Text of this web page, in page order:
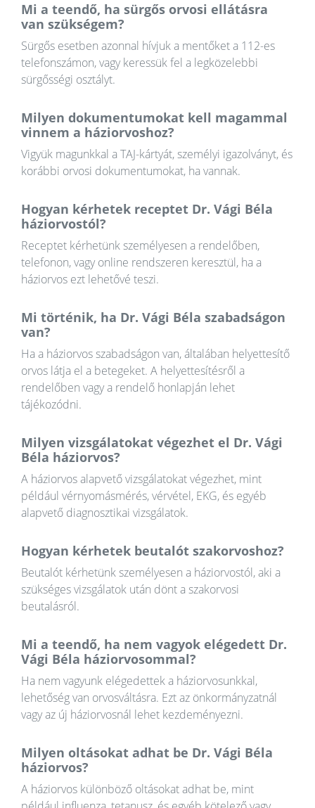
Mi a teendő, ha sürgős orvosi ellátásra
van szükségem?
Sürgős esetben azonnal hívjuk a mentőket a 112-es
telefonszámon, vagy keressük fel a legközelebbi
sürgősségi osztályt.
Milyen dokumentumokat kell magammal
vinnem a háziorvoshoz?
Vigyük magunkkal a TAJ-kártyát, személyi igazolványt, és
korábbi orvosi dokumentumokat, ha vannak.
Hogyan kérhetek receptet Dr. Vági Béla
háziorvostól?
Receptet kérhetünk személyesen a rendelőben,
telefonon, vagy online rendszeren keresztül, ha a
háziorvos ezt lehetővé teszi.
Mi történik, ha Dr. Vági Béla szabadságon
van?
Ha a háziorvos szabadságon van, általában helyettesítő
orvos látja el a betegeket. A helyettesítésről a
rendelőben vagy a rendelő honlapján lehet
tájékozódni.
Milyen vizsgálatokat végezhet el Dr. Vági
Béla háziorvos?
A háziorvos alapvető vizsgálatokat végezhet, mint
például vérnyomásmérés, vérvétel, EKG, és egyéb
alapvető diagnosztikai vizsgálatok.
Hogyan kérhetek beutalót szakorvoshoz?
Beutalót kérhetünk személyesen a háziorvostól, aki a
szükséges vizsgálatok után dönt a szakorvosi
beutalásról.
Mi a teendő, ha nem vagyok elégedett Dr.
Vági Béla háziorvosommal?
Ha nem vagyunk elégedettek a háziorvosunkkal,
lehetőség van orvosváltásra. Ezt az önkormányzatnál
vagy az új háziorvosnál lehet kezdeményezni.
Milyen oltásokat adhat be Dr. Vági Béla
háziorvos?
A háziorvos különböző oltásokat adhat be, mint